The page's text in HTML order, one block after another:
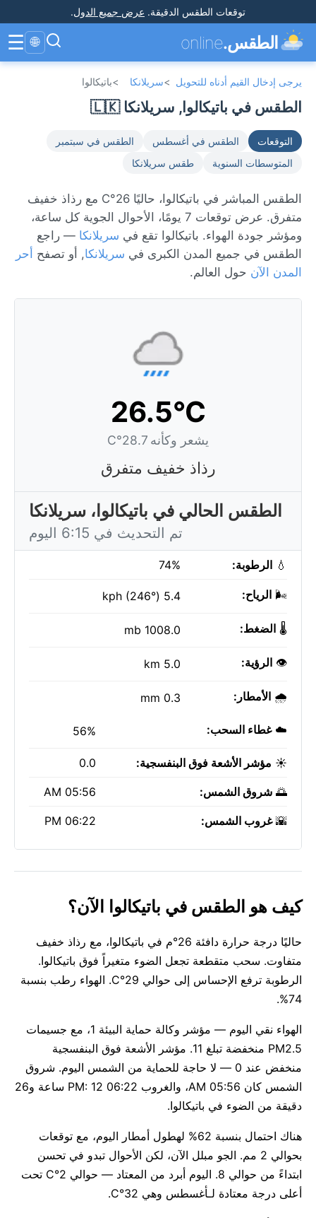
توقعات الطقس الدقيقة. عرض جميع الدول.
الطقس.online
🌐
☰
يرجى إدخال القيم أدناه للتحويل >سريلانكا >باتيكالوا
الطقس في باتيكالوا, سريلانكا 🇱🇰
التوقعات الطقس في أغسطس
الطقس في سبتمبر
المتوسطات السنوية
طقس سريلانكا
الطقس المباشر في باتيكالوا، حاليًا 26°C مع رذاذ خفيف
متفرق. عرض توقعات 7 يومًا، الأحوال الجوية كل ساعة،
ومؤشر جودة الهواء. باتيكالوا تقع في سريلانكا — راجع
الطقس في جميع المدن الكبرى في سريلانكا, أو تصفح أحر
المدن الآن حول العالم.
26.5°C
يشعر وكأنه 28.7°C
رذاذ خفيف متفرق
الطقس الحالي في باتيكالوا، سريلانكا
تم التحديث في 6:15 اليوم
💧 الرطوبة: 74%
🌬️ الرياح: 5.4 kph (246°)
🌡️ الضغط: 1008.0 mb
👁️ الرؤية: 5.0 km
🌧️ الأمطار: 0.3 mm
☁️غطاء السحب: 56%
☀️ مؤشر الأشعة فوق البنفسجية: 0.0
🌅 شروق الشمس: 05:56 AM
🌇غروب الشمس: 06:22 PM
كيف هو الطقس في باتيكالوا الآن؟
حاليًا درجة حرارة دافئة 26°م في باتيكالوا، مع رذاذ خفيف
متفاوت. سحب متقطعة تجعل الضوء متغيراً فوق باتيكالوا.
الرطوبة ترفع الإحساس إلى حوالي 29°C. الهواء رطب بنسبة
74%.
الهواء نقي اليوم — مؤشر وكالة حماية البيئة 1، مع جسيمات
PM2.5 منخفضة تبلغ 11. مؤشر الأشعة فوق البنفسجية
منخفض عند 0 — لا حاجة للحماية من الشمس اليوم. شروق
الشمس كان 05:56 AM، والغروب 06:22 PM: 12 ساعة و26
دقيقة من الضوء في باتيكالوا.
هناك احتمال بنسبة 62% لهطول أمطار اليوم، مع توقعات
بحوالي 2 مم. الجو مبلل الآن، لكن الأحوال تبدو في تحسن
ابتداءً من حوالي 8. اليوم أبرد من المعتاد — حوالي 2°C تحت
أعلى درجة معتادة لـأغسطس وهي 32°C.